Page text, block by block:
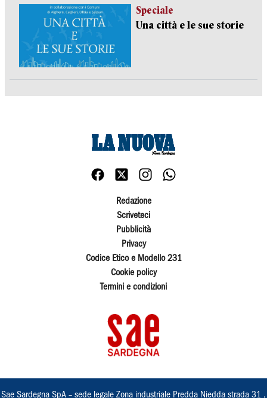
Speciale
Una città e le sue storie
Redazione
Scriveteci
Pubblicità
Privacy
Codice Etico e Modello 231
Cookie policy
Termini e condizioni
Sae Sardegna SpA – sede legale Zona industriale Predda Niedda strada 31 ,